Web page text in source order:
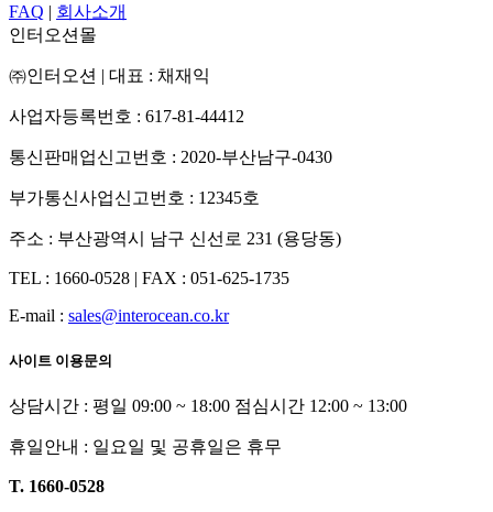
FAQ | 회사소개
인터오션몰
㈜인터오션 | 대표 : 채재익
사업자등록번호 : 617-81-44412
통신판매업신고번호 : 2020-부산남구-0430
부가통신사업신고번호 : 12345호
주소 : 부산광역시 남구 신선로 231 (용당동)
TEL : 1660-0528 | FAX : 051-625-1735
E-mail : sales@interocean.co.kr
사이트 이용문의
상담시간 : 평일 09:00 ~ 18:00 점심시간 12:00 ~ 13:00
휴일안내 : 일요일 및 공휴일은 휴무
T. 1660-0528